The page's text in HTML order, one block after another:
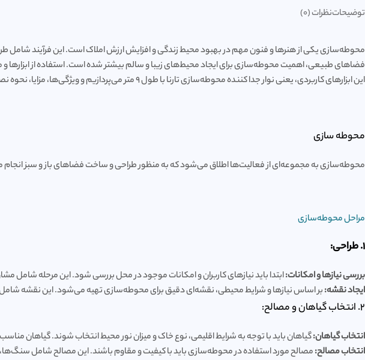
توضیحاتنظرات (0)
محوطه‌سازی یکی از هنرها و فنون مهم در بهبود محیط زندگی و افزایش ارزش املاک است. این فرآیند
فضاهای طبیعی، اهمیت محوطه‌سازی برای ایجاد محیط‌های زیبا و سالم بیشتر شده است. استفاده از ابزارها
این ابزارهای کاربردی، یعنی نوار جدا کننده محوطه‌سازی تارنا با طول ۹ متر می‌پردازیم و ویژگی‌ها، مزایا، نحوه نصب و قیمت آن را مورد بحث قرار می‌دهیم.
محوطه سازی
محوطه‌سازی به مجموعه‌ای از فعالیت‌ها اطلاق می‌شود که به منظور طراحی و ساخت فضاهای باز و سبز انجام
مراحل محوطه‌سازی
1. طراحی:
بررسی نیازها و امکانات:ابتدا باید نیازهای کاربران و امکانات موجود در محل بررسی شود. این مرحله شامل
ایجاد نقشه:بر اساس نیازها و شرایط محیطی، نقشه‌ای دقیق برای محوطه‌سازی تهیه می‌شود. این نقشه شامل
2. انتخاب گیاهان و مصالح:
انتخاب گیاهان:گیاهان باید با توجه به شرایط اقلیمی، نوع خاک و میزان نور محیط انتخاب شوند. گیاهان
انتخاب مصالح:مصالح مورد استفاده در محوطه‌سازی باید با کیفیت و مقاوم باشند. این مصالح شامل